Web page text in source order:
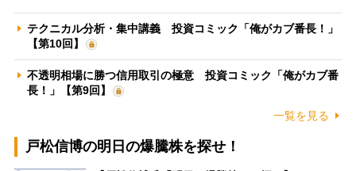
テクニカル分析・集中講義 投資コミック「俺がカブ番長！」
【第10回】
不透明相場に勝つ信用取引の極意 投資コミック「俺がカブ番
長！」【第9回】
一覧を見る
戸松信博の明日の爆騰株を探せ！